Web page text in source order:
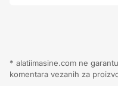
* alatiimasine.com ne
komentara vezanih za